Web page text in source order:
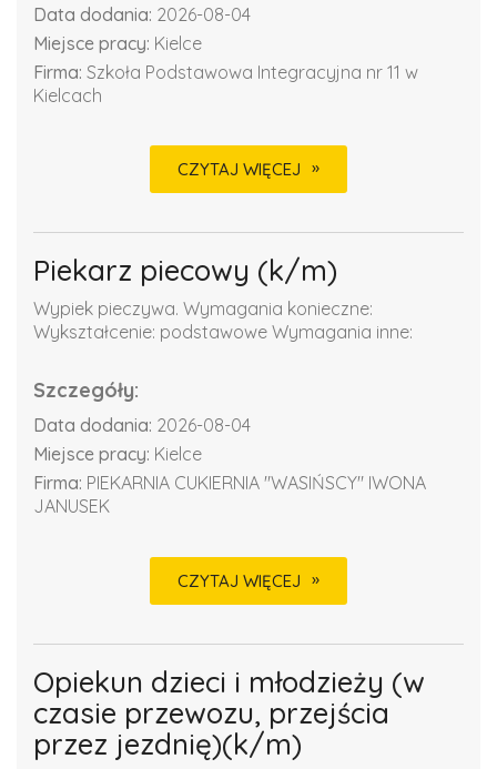
Data dodania: 2026-08-04
Miejsce pracy: Kielce
Firma: Szkoła Podstawowa Integracyjna nr 11 w
Kielcach
CZYTAJ WIĘCEJ
Piekarz piecowy (k/m)
Wypiek pieczywa. Wymagania konieczne:
Wykształcenie: podstawowe Wymagania inne:
Szczegóły:
Data dodania: 2026-08-04
Miejsce pracy: Kielce
Firma: PIEKARNIA CUKIERNIA "WASIŃSCY" IWONA
JANUSEK
CZYTAJ WIĘCEJ
Opiekun dzieci i młodzieży (w
czasie przewozu, przejścia
przez jezdnię)(k/m)